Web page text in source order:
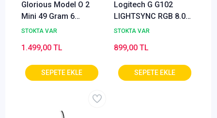
Glorious Model O 2
Mini 49 Gram 6
Düğmeli Kablolu
STOKTA VAR
1.499,00 TL
Logitech G G102
LIGHTSYNC RGB 8.000
DPI Kablolu Oyuncu
(OUTLET)
STOKTA VAR
899,00 TL